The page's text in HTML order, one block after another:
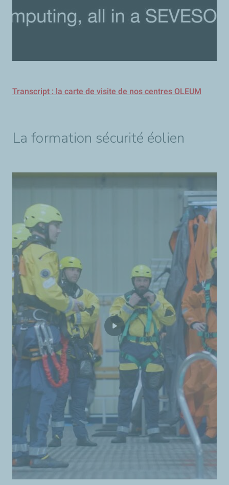
Transcript : la carte de visite de nos centres OLEUM
La formation sécurité éolien